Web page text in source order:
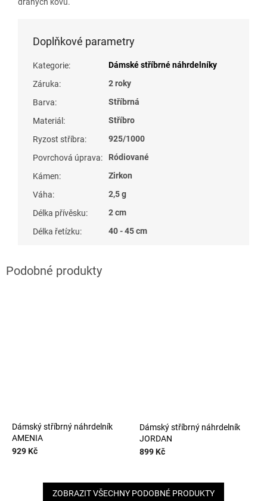
Doplňkové parametry
Kategorie:
Dámské stříbrné náhrdelníky
Záruka:
2 roky
Barva:
Stříbrná
Materiál :
Stříbro
Ryzost stříbra:
925/1000
Povrchová úprava:
Ródiované
Kámen:
Zirkon
Váha:
2,5 g
Délka přívěsku:
2 cm
Délka řetízku: 40 - 45 cm
Dámský stříbrný náhrdelník
AMENIA
929 Kč
Dámský stříbrný náhrdelník
JORDAN
899 Kč
ZOBRAZIT VŠECHNY PODOBNÉ PRODUKTY